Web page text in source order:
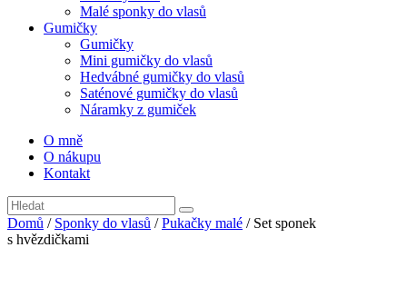
Malé sponky do vlasů
Gumičky
Gumičky
Mini gumičky do vlasů
Hedvábné gumičky do vlasů
Saténové gumičky do vlasů
Náramky z gumiček
O mně
O nákupu
Kontakt
Domů / Sponky do vlasů /Pukačky malé / Set sponek
s hvězdičkami